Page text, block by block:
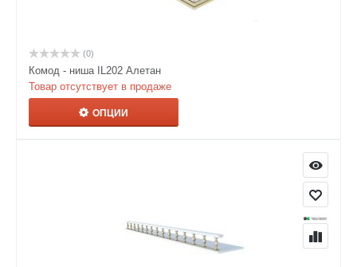
(0)
Комод - ниша IL202 Алетан
Товар отсутствует в продаже
ОПЦИИ